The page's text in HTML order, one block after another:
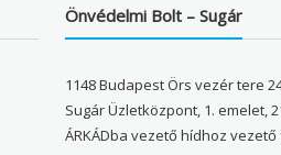
Önvédelmi Bolt – Sugár
1148 Budapest Örs vezér tere
Sugár Üzletközpont, 1. emelet,
ÁRKÁDba vezető hídhoz